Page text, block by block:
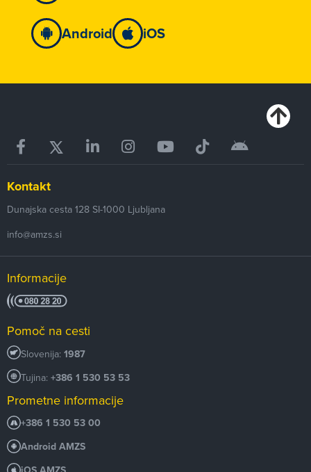
Android iOS
Kontakt
Dunajska cesta 128 SI-1000 Ljubljana
info@amzs.si
Informacije
Pomoč na cesti
Slovenija: 1987
Tujina: +386 1 530 53 53
Prometne informacije
+386 1 530 53 00
Android AMZS